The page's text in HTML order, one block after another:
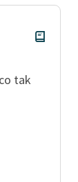
tak